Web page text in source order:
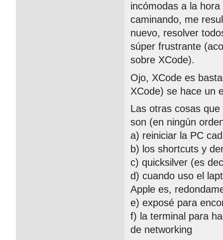
incómodas a la
caminando, me
nuevo, resolver
súper frustrante
sobre XCode).
Ojo, XCode es
XCode) se hace un
Las otras cosas
son (en ningún
a) reiniciar la PC
b) los shortcuts y
c) quicksilver (es
d) cuando uso el
Apple es,
e) exposé para
f) la terminal para
de networking